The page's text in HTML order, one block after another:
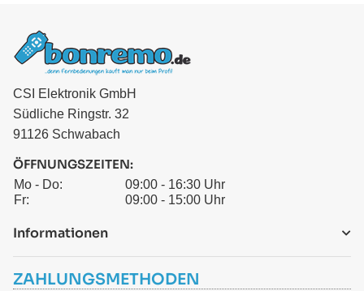
CSI Elektronik GmbH
Südliche Ringstr. 32
91126 Schwabach
ÖFFNUNGSZEITEN:
Mo - Do:
09:00 - 16:30 Uhr
Fr:
09:00 - 15:00 Uhr
Informationen
ZAHLUNGSMETHODEN